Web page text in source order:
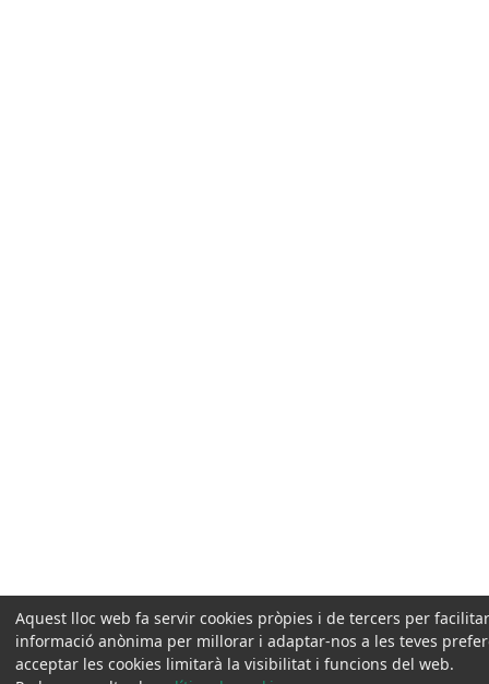
Aquest lloc web fa servir cookies pròpies i de tercers per
informació anònima per millorar i adaptar-nos a les teves
acceptar les cookies limitarà la visibilitat i funcions del web.